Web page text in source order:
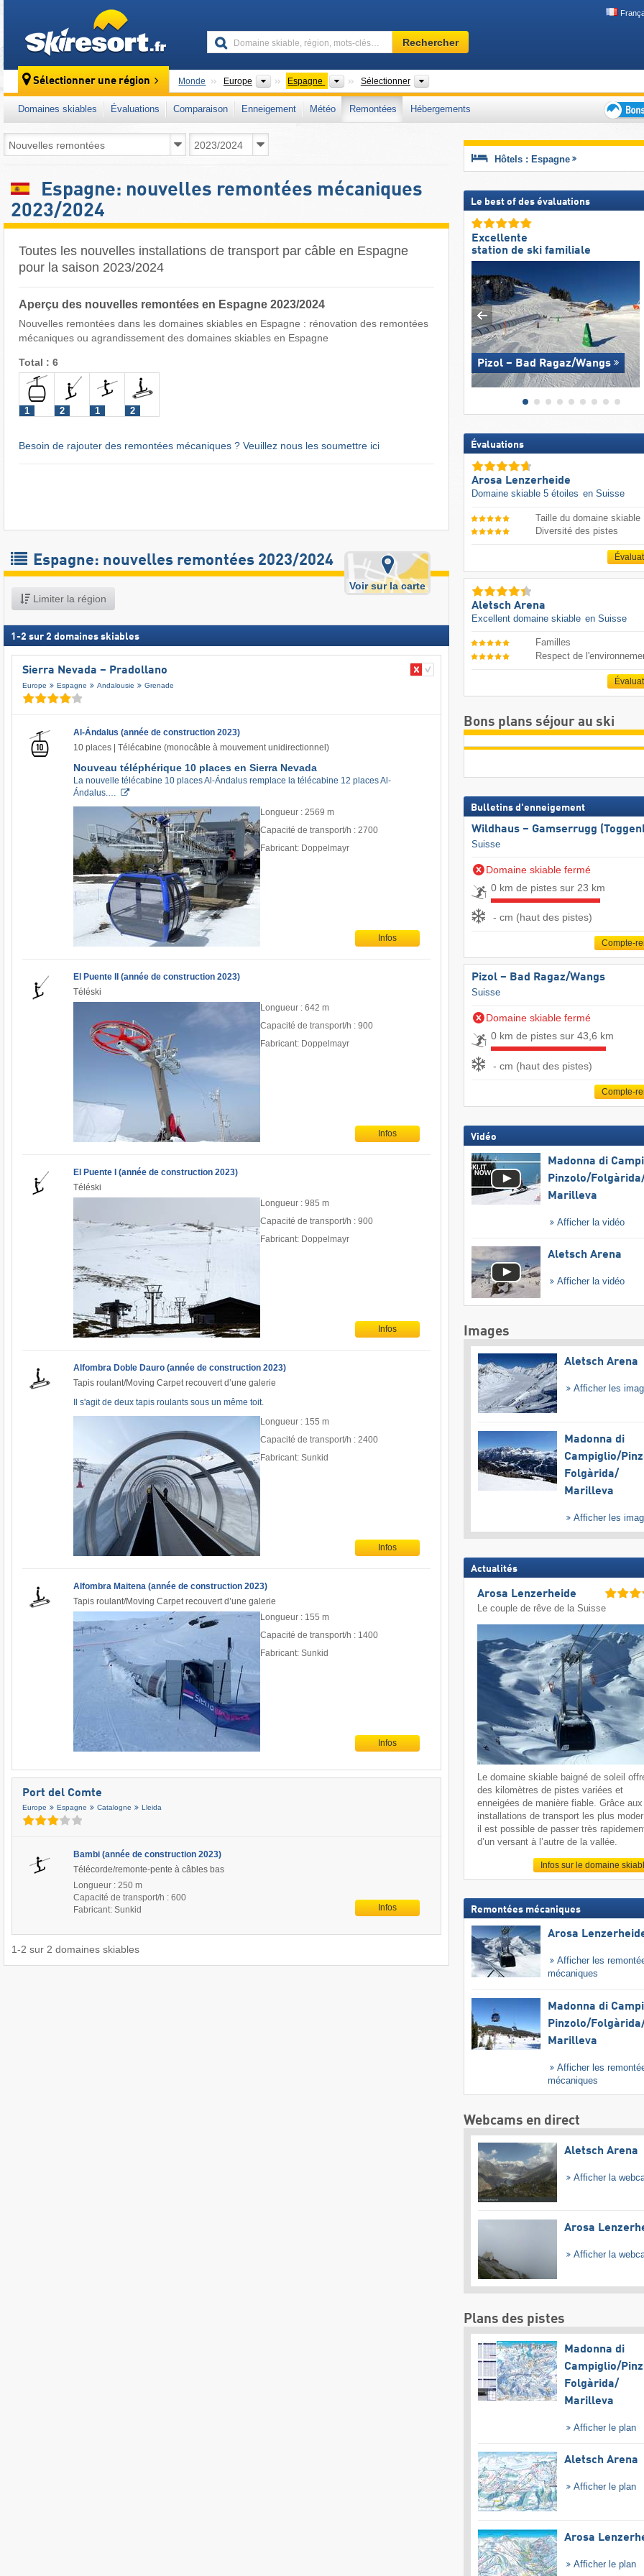
Domaine
skiable,
mots-
clés…
Rechercher
Sélectionner une région Monde Europe Continents
Espagne PaysSélectionner Chaînes de montagnes, Communautés autonomes,
Domaines skiables Évaluations Comparaison Enneigement Météo Remontées
Hébergements
plans
Espagne: nouvelles remontées mécaniques
2023/2024
Toutes les nouvelles installations de transport par câble en Espagne
pour la saison 2023/2024
Aperçu des nouvelles remontées en Espagne 2023/2024
Nouvelles remontées dans les domaines skiables en Espagne : rénovation des remontées
mécaniques ou agrandissement des domaines skiables en Espagne
Total : 6
1 2 1 2
Besoin de rajouter des remontées mécaniques ? Veuillez nous les soumettre ici
Espagne: nouvelles remontées 2023/2024
Limiter la région
Voir sur la carte
1 -2 sur2 domaines skiables
Sierra Nevada – Pradollano
Europe Espagne Andalousie Grenade
Al-Ándalus (année de construction 2023)
10 places | Télécabine (monocâble à mouvement unidirectionnel)
Nouveau téléphérique 10 places en Sierra Nevada
La nouvelle télécabine 10 places Al-Ándalus remplace la télécabine 12 places Al-
Ándalus.…
Longueur : 2569 m
Capacité de transport/h : 2700
Fabricant: Doppelmayr
Infos
El Puente II (année de construction 2023)
Téléski
Longueur : 642 m
Capacité de transport/h : 900
Fabricant: Doppelmayr
Infos
El Puente I (année de construction 2023)
Téléski
Longueur : 985 m
Capacité de transport/h : 900
Fabricant: Doppelmayr
Infos
Alfombra Doble Dauro (année de construction 2023)
Tapis roulant/Moving Carpet recouvert d’une galerie
Il s'agit de deux tapis roulants sous un même toit.
Longueur : 155 m
Capacité de transport/h : 2400
Fabricant: Sunkid
Infos
Alfombra Maitena (année de construction 2023)
Tapis roulant/Moving Carpet recouvert d’une galerie
Longueur : 155 m
Capacité de transport/h : 1400
Fabricant: Sunkid
Infos
Port del Comte
Europe Espagne Catalogne Lleida
Bambi (année de construction 2023)
Télécorde/remonte-pente à câbles bas
Longueur : 250 m
Capacité de transport/h : 600
Fabricant: Sunkid
Infos
1-2 sur 2 domaines skiables
Hôtels : Espagne
Le best of des évaluations
Excellente
station de ski familiale
Pizol – Bad Ragaz/​Wangs
Évaluations
Arosa Lenzerheide
Domaine skiable 5 étoiles en Suisse
Taille du domaine skiable
Diversité des pistes
Aletsch Arena
Excellent domaine skiable en Suisse
Familles
Respect de
Bons plans séjour au ski
Bulletins d'enneigement
Wildhaus – Gamserrugg
Suisse
Domaine skiable fermé
0 km de pistes sur 23 km
- cm (haut des pistes)
Compte-
Pizol – Bad Ragaz/​Wangs
Suisse
Domaine skiable fermé
0 km de pistes sur 43,6 km
- cm (haut des pistes)
Compte-
Vidéo
Madonna di
Pinzolo/​
Marilleva
Afficher la vidéo
Aletsch Arena
Afficher la vidéo
Images
Aletsch Arena
Afficher les
Madonna di
Campiglio/​
Folgàrida/​
Marilleva
Afficher les
Actualités
Arosa Lenzerheide
Le couple de rêve de la Suisse
Le domaine skiable baigné de soleil
des kilomètres de pistes variées et
enneigées de manière fiable. Grâce aux
installations de transport les plus
il est possible de passer très
d’un versant à l’autre de la vallée.
Infos sur le domaine
Remontées mécaniques
Arosa
Afficher les
mécaniques
Madonna di
Pinzolo/​
Marilleva
Afficher les
mécaniques
Webcams en direct
Aletsch Arena
Afficher la
Arosa
Afficher la
Plans des pistes
Madonna di
Campiglio/​
Folgàrida/​
Marilleva
Afficher le plan
Aletsch Arena
Afficher le plan
Arosa
Afficher le plan